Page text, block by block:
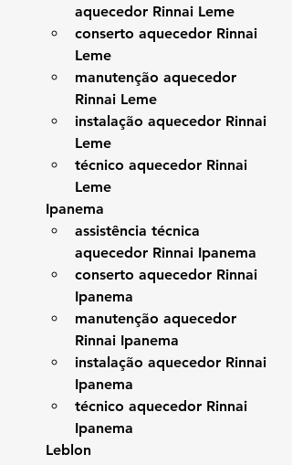
aquecedor Rinnai Leme
conserto aquecedor Rinnai
Leme
manutenção aquecedor
Rinnai Leme
instalação aquecedor Rinnai
Leme
técnico aquecedor Rinnai
Leme
Ipanema
assistência técnica
aquecedor Rinnai Ipanema
conserto aquecedor Rinnai
Ipanema
manutenção aquecedor
Rinnai Ipanema
instalação aquecedor Rinnai
Ipanema
técnico aquecedor Rinnai
Ipanema
Leblon